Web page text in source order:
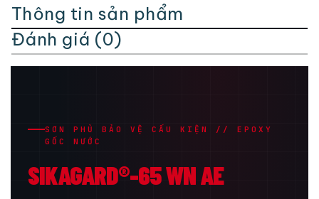
Thông tin sản phẩm
Đánh giá (0)
SƠN PHỦ BẢO VỆ CẤU KIỆN // EPOXY
GỐC NƯỚC
SIKAGARD®-65 WN AE